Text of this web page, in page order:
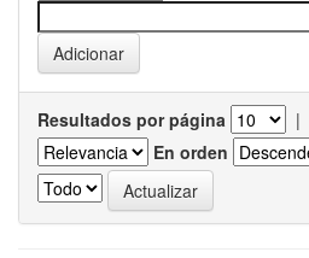
Resultados por página |
En orden